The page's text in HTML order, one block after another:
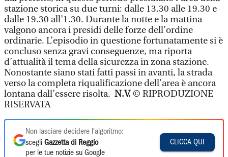
stazione storica su due turni: dalle 13.30 alle 19.30 e
dalle 19.30 all’1.30. Durante la notte e la mattina
valgono ancora i presidi delle forze dell’ordine
ordinarie. L’episodio in questione fortunatamente si è
concluso senza gravi conseguenze, ma riporta
d’attualità il tema della sicurezza in zona stazione.
Nonostante siano stati fatti passi in avanti, la strada
verso la completa riqualificazione dell’area è ancora
lontana dall’essere risolta. N.V.© RIPRODUZIONE
RISERVATA
Non lasciare decidere l'algoritmo:
scegli Gazzetta di Reggio
per le tue notizie su Google
CLICCA QUI